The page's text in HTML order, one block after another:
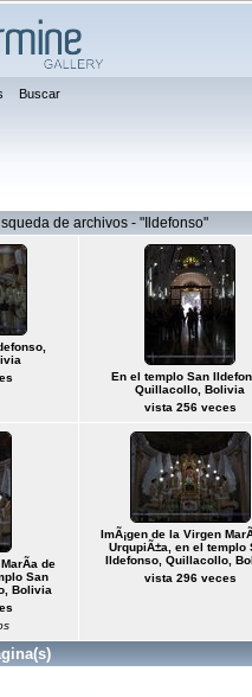
Buscar
de archivos - "Ildefonso"
En el templo San
Quillacollo, Bolivia
vista 256 veces
de
San
Bolivia
ImÃ¡gen de la Virgen
UrqupiÃ±a, en el templo
Ildefonso, Quillacollo,
vista 296 veces